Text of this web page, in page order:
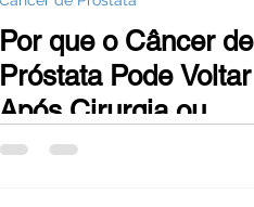
Por que o Câncer de
Próstata Pode Voltar
Após Cirurgia ou
Radioterapia?